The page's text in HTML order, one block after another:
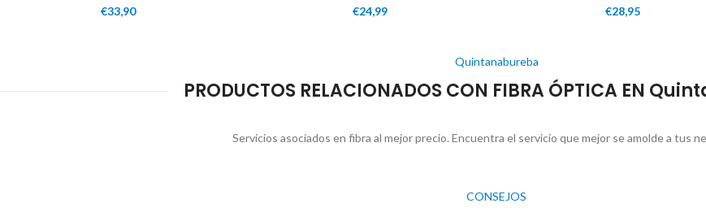
€33,90 €24,99 €28,95
Quintanabureba
PRODUCTOS RELACIONADOS CON FIBRA ÓPTICA EN
Servicios asociados en fibra al mejor precio. Encuentra el servicio que mejor se amolde a tus
CONSEJOS